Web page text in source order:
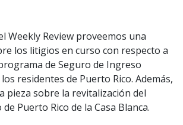
Weekly Review proveemos una
los litigios en curso con respecto a
de Seguro de Ingreso
residentes de Puerto Rico. Además,
pieza sobre la revitalización del
Puerto Rico de la Casa Blanca.